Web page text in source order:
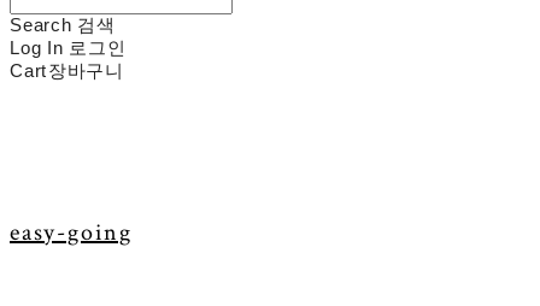
Search 검색
Log In 로그인
Cart장바구니
easy-going